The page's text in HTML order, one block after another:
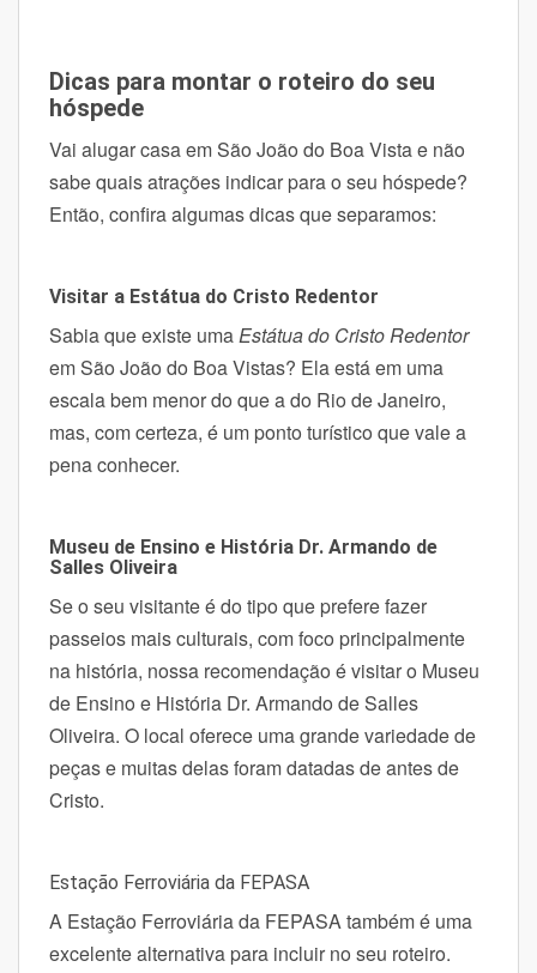
Dicas para montar o roteiro do seu
hóspede
Vai alugar casa em São João do Boa Vista e não
sabe quais atrações indicar para o seu hóspede?
Então, confira algumas dicas que separamos:
Visitar a Estátua do Cristo Redentor
Sabia que existe umaEstátua do Cristo Redentor
em São João do Boa Vistas? Ela está em uma
escala bem menor do que a do Rio de Janeiro,
mas, com certeza, é um ponto turístico que vale a
pena conhecer.
Museu de Ensino e História Dr. Armando de
Salles Oliveira
Se o seu visitante é do tipo que prefere fazer
passeios mais culturais, com foco principalmente
na história, nossa recomendação é visitar o Museu
de Ensino e História Dr. Armando de Salles
Oliveira. O local oferece uma grande variedade de
peças e muitas delas foram datadas de antes de
Cristo.
Estação Ferroviária da FEPASA
A Estação Ferroviária da FEPASA também é uma
excelente alternativa para incluir no seu roteiro.